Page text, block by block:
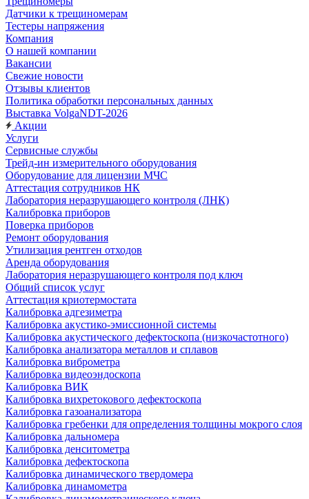
Датчики к трещиномерам
Тестеры напряжения
Компания
О нашей компании
Вакансии
Свежие новости
Отзывы клиентов
Политика обработки персональных данных
Выставка VolgaNDT-2026
Акции
Услуги
Сервисные службы
Трейд-ин измерительного оборудования
Оборудование для лицензии МЧС
Аттестация сотрудников НК
Лаборатория неразрушающего контроля (ЛНК)
Калибровка приборов
Поверка приборов
Ремонт оборудования
Утилизация рентген отходов
Аренда оборудования
Лаборатория неразрушающего контроля под ключ
Общий список услуг
Аттестация криотермостата
Калибровка адгезиметра
Калибровка акустико-эмиссионной системы
Калибровка акустического дефектоскопа (низкочастотного)
Калибровка анализатора металлов и сплавов
Калибровка виброметра
Калибровка видеоэндоскопа
Калибровка ВИК
Калибровка вихретокового дефектоскопа
Калибровка газоанализатора
Калибровка гребенки для определения толщины мокрого слоя
Калибровка дальномера
Калибровка денситометра
Калибровка дефектоскопа
Калибровка динамического твердомера
Калибровка динамометра